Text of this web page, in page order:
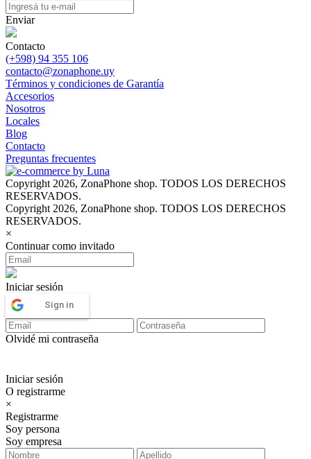
Enviar
Contacto
(+598) 94 355 106
contacto@zonaphone.uy
Términos y condiciones de Garantía
Accesorios
Nosotros
Locales
Blog
Contacto
Preguntas frecuentes
Copyright 2026, ZonaPhone shop. TODOS LOS DERECHOS
RESERVADOS.
Copyright 2026, ZonaPhone shop. TODOS LOS DERECHOS
RESERVADOS.
×
Continuar como invitado
Iniciar sesión
Sign in
Olvidé mi contraseña
Iniciar sesión
O registrarme
×
Registrarme
Soy persona
Soy empresa